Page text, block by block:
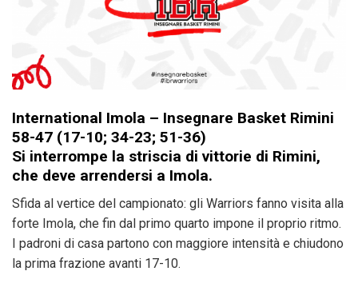
International Imola – Insegnare Basket Rimini
58-47 (17-10; 34-23; 51-36)
Si interrompe la striscia di vittorie di Rimini,
che deve arrendersi a Imola.
Sfida al vertice del campionato: gli Warriors fanno visita alla
forte Imola, che fin dal primo quarto impone il proprio ritmo.
I padroni di casa partono con maggiore intensità e chiudono
la prima frazione avanti 17-10.